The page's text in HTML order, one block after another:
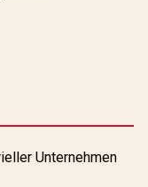
Unternehmen